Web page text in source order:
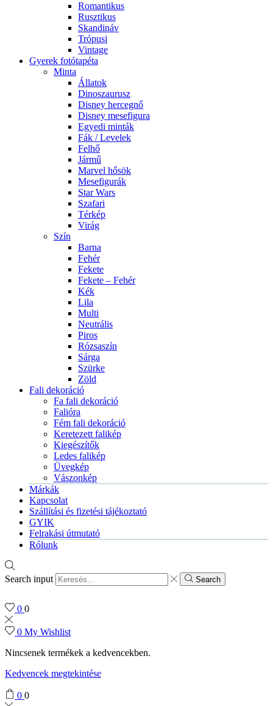
Romantikus
Rusztikus
Skandináv
Trópusi
Vintage
Gyerek fotótapéta
Minta
Állatok
Dinoszaurusz
Disney hercegnő
Disney mesefigura
Egyedi minták
Fák / Levelek
Felhő
Jármű
Marvel hősök
Mesefigurák
Star Wars
Szafari
Térkép
Virág
Szín
Barna
Fehér
Fekete
Fekete – Fehér
Kék
Lila
Multi
Neutrális
Piros
Rózsaszín
Sárga
Szürke
Zöld
Fali dekoráció
Fa fali dekoráció
Falióra
Fém fali dekoráció
Keretezett falikép
Kiegészítők
Ledes falikép
Üvegkép
Vászonkép
Márkák
Kapcsolat
Szállítási és fizetési tájékoztató
GYIK
Felrakási útmutató
Rólunk
Search input Search
0 0
0 My Wishlist
Nincsenek termékek a kedvencekben.
Kedvencek megtekintése
0 0